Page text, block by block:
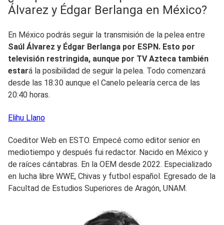
Álvarez y Édgar Berlanga en México?
En México podrás seguir la transmisión de la pelea entre
Saúl Álvarez y Édgar Berlanga por ESPN. Esto por
televisión restringida, aunque por TV Azteca también
estará la posibilidad de seguir la pelea. Todo comenzará
desde las 18:30 aunque el Canelo pelearía cerca de las
20:40 horas.
Elihu Llano
Coeditor Web en ESTO. Empecé como editor senior en
mediotiempo y después fui redactor. Nacido en México y
de raíces cántabras. En la OEM desde 2022. Especializado
en lucha libre WWE, Chivas y futbol español. Egresado de la
Facultad de Estudios Superiores de Aragón, UNAM.